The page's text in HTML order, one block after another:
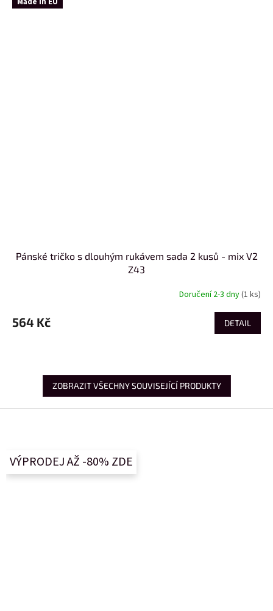
Pánské tričko s dlouhým rukávem sada 2 kusů - mix V2
Z43
Doručení 2-3 dny(1 ks)
564 Kč DETAIL
ZOBRAZIT VŠECHNY SOUVISEJÍCÍ PRODUKTY
VÝPRODEJ AŽ -80% ZDE